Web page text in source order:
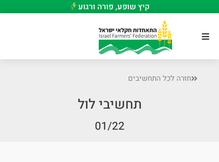
קיץ שופע, פורה ורגוע
חזרה לכל התחשיבים
תחשיבי לול
01/22